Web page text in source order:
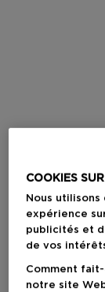
200 ML
COOKIES
Nous
expérience
publicités et
de vos
Comment
notre site